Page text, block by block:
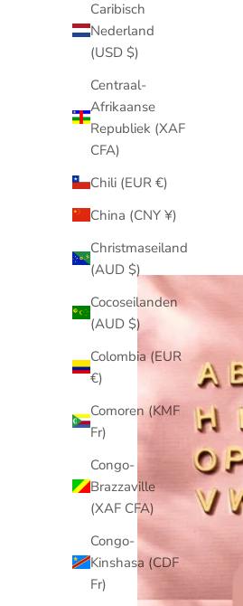
Caribisch
Nederland
(USD $)
Centraal-
Afrikaanse
Republiek (XAF
CFA)
Chili (EUR €)
China (CNY ¥)
Christmaseiland
(AUD $)
Cocoseilanden
(AUD $)
Colombia (EUR
€)
Comoren (KMF
Fr)
Congo-
Brazzaville
(XAF CFA)
Congo-
Kinshasa (CDF
Fr)